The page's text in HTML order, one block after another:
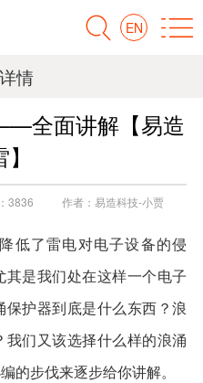
EN
情
全面讲解【易造
3836 作者： 易造科技-小贾
低了雷电对电子设备的侵
是我们处在这样一个电子
护器到底是什么东西？浪
们又该选择什么样的浪涌
的步伐来逐步给你讲解。